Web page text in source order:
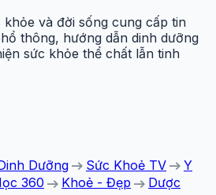
và đời sống cung cấp tin
thông, hướng dẫn dinh dưỡng
sức khỏe thể chất lẫn tinh
Dưỡng arrow_right_alt Sức Khoẻ TV arrow_right_alt Y
360 arrow_right_alt Khoẻ - Đẹp arrow_right_alt Dược